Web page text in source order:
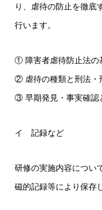
り、虐待の防止を徹底
行います。
① 障害者虐待防止法の
② 虐待の種類と刑法・
③ 早期発見・事実確認
イ 記録など
研修の実施内容につい
磁的記録等により保存